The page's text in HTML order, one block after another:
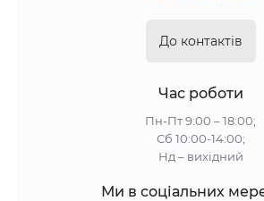
До контактів
Час роботи
Пн-Пт 9:00 – 18:00;
Сб 10:00-14:00;
Нд – вихідний
Ми в соціальних